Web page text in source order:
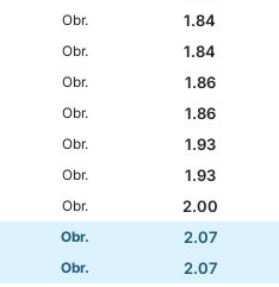
Obr.
1.84
Obr.
1.84
Obr.
1.86
Obr.
1.86
Obr.
1.93
Obr.
1.93
Obr.
2.00
Obr.
2.07
Obr.
2.07